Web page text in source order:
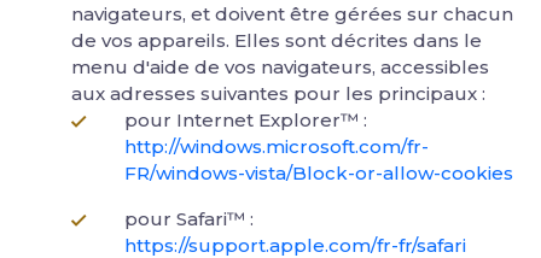
navigateurs, et doivent être gérées sur chacun
de vos appareils. Elles sont décrites dans le
menu d'aide de vos navigateurs, accessibles
aux adresses suivantes pour les principaux :
pour Internet Explorer™ :
http://windows.microsoft.com/fr-
FR/windows-vista/Block-or-allow-cookies
pour Safari™ :
https://support.apple.com/fr-fr/safari